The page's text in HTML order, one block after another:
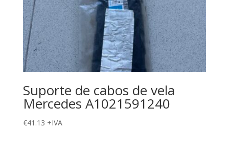
Suporte de cabos de vela
Mercedes A1021591240
€41.13 +IVA